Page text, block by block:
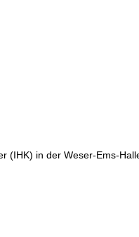
(IHK) in der Weser-Ems-